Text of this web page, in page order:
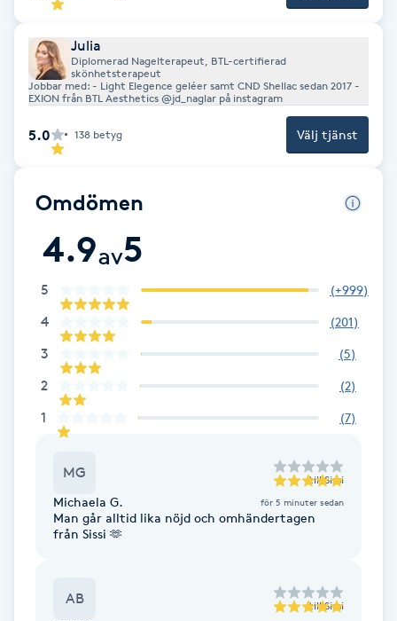
Hatha Yoga
Headspa
Healing
Hollywood Peel
Hot Stone Massage
Hot yoga
Hudföryngring
Hudvård
Julia
Diplomerad Nagelterapeut, BTL-certifierad
skönhetsterapeut
Jobbar med: - Light Elegence geléer samt CND Shellac sedan 2017 -
EXION från BTL Aesthetics @jd_naglar på instagram
5.0 138 betyg Välj tjänst
Omdömen
4.9av5
5 (+999)
4 (201)
3 (5)
2 (2)
1 (7)
MG till Sissi
Michaela G. för 5 minuter sedan
Man går alltid lika nöjd och omhändertagen
från Sissi 🫶
AB till Sissi